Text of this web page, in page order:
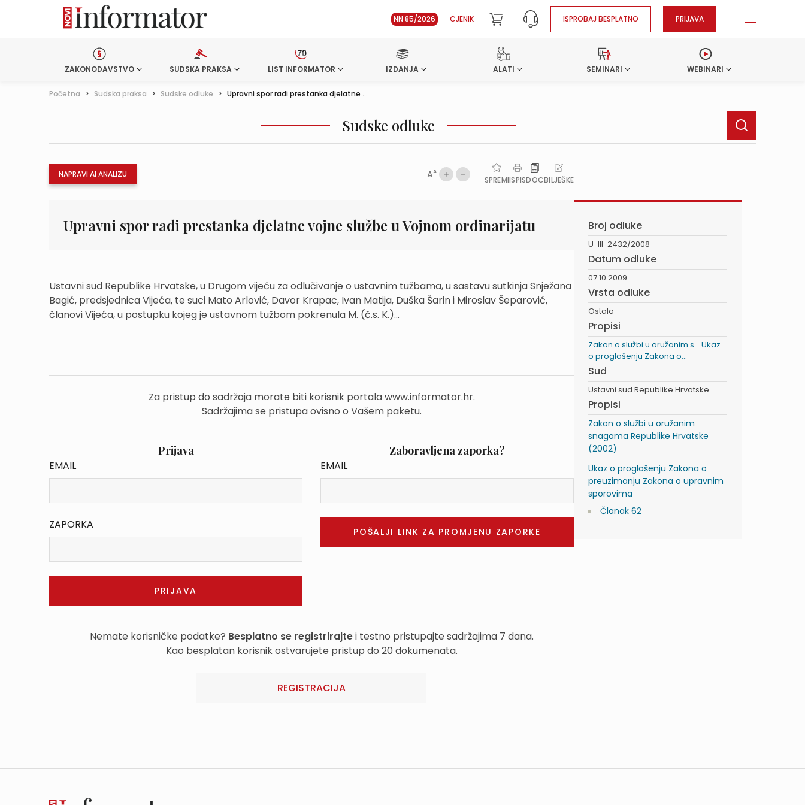
NN 85/2026 CJENIK ISPROBAJ BESPLATNO PRIJAVA
ZAKONODAVSTVO SUDSKA PRAKSA LIST INFORMATOR IZDANJA ALATI SEMINARI WEBINARI
Početna > Sudska praksa > Sudske odluke > Upravni spor radi prestanka djelatne ...
Sudske odluke
NAPRAVI AI ANALIZU AA
SPREMIISPISDOCBILJEŠKE
Upravni spor radi prestanka djelatne vojne službe u Vojnom ordinarijatu
Ustavni sud Republike Hrvatske, u Drugom vijeću za odlučivanje o ustavnim tužbama, u sastavu sutkinja Snježana
Bagić, predsjednica Vijeća, te suci Mato Arlović, Davor Krapac, Ivan Matija, Duška Šarin i Miroslav Šeparović,
članovi Vijeća, u postupku kojeg je ustavnom tužbom pokrenula M. (č.s. K.)...
Za pristup do sadržaja morate biti korisnik portala www.informator.hr.
Sadržajima se pristupa ovisno o Vašem paketu.
Prijava
EMAIL
ZAPORKA
Zaboravljena zaporka?
EMAIL
Nemate korisničke podatke? Besplatno se registrirajtei testno pristupajte sadržajima 7 dana.
Kao besplatan korisnik ostvarujete pristup do 20 dokumenata.
REGISTRACIJA
Broj odluke
U-III-2432/2008
Datum odluke
07.10.2009.
Vrsta odluke
Ostalo
Propisi
Zakon o službi u oružanim s... Ukaz
o proglašenju Zakona o...
Sud
Ustavni sud Republike Hrvatske
Propisi
Zakon o službi u oružanim
snagama Republike Hrvatske
(2002)
Ukaz o proglašenju Zakona o
preuzimanju Zakona o upravnim
sporovima
Članak 62